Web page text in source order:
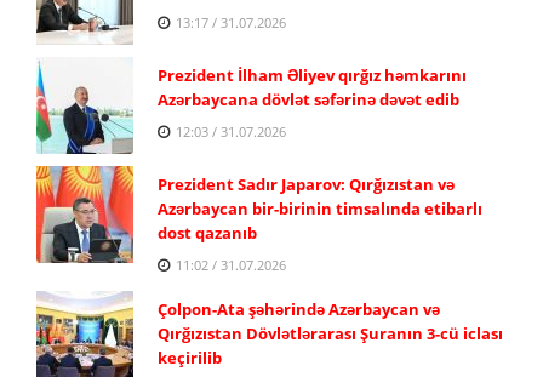
13:17 / 31.07.2026
Prezident İlham Əliyev qırğız həmkarını
Azərbaycana dövlət səfərinə dəvət edib
12:03 / 31.07.2026
Prezident Sadır Japarov: Qırğızıstan və
Azərbaycan bir-birinin timsalında etibarlı
dost qazanıb
11:02 / 31.07.2026
Çolpon-Ata şəhərində Azərbaycan və
Qırğızıstan Dövlətlərarası Şuranın 3-cü iclası
keçirilib